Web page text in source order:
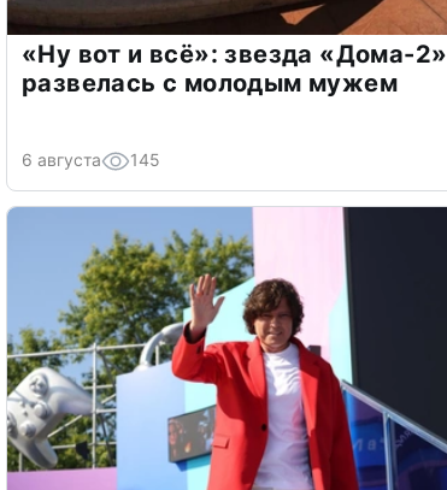
«Ну вот и всё»: звезда «Дома-2»
развелась с молодым мужем
6 августа 145